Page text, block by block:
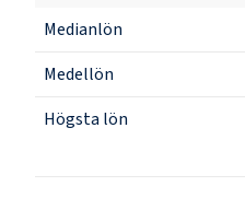
Medianlön
Medellön
Högsta lön